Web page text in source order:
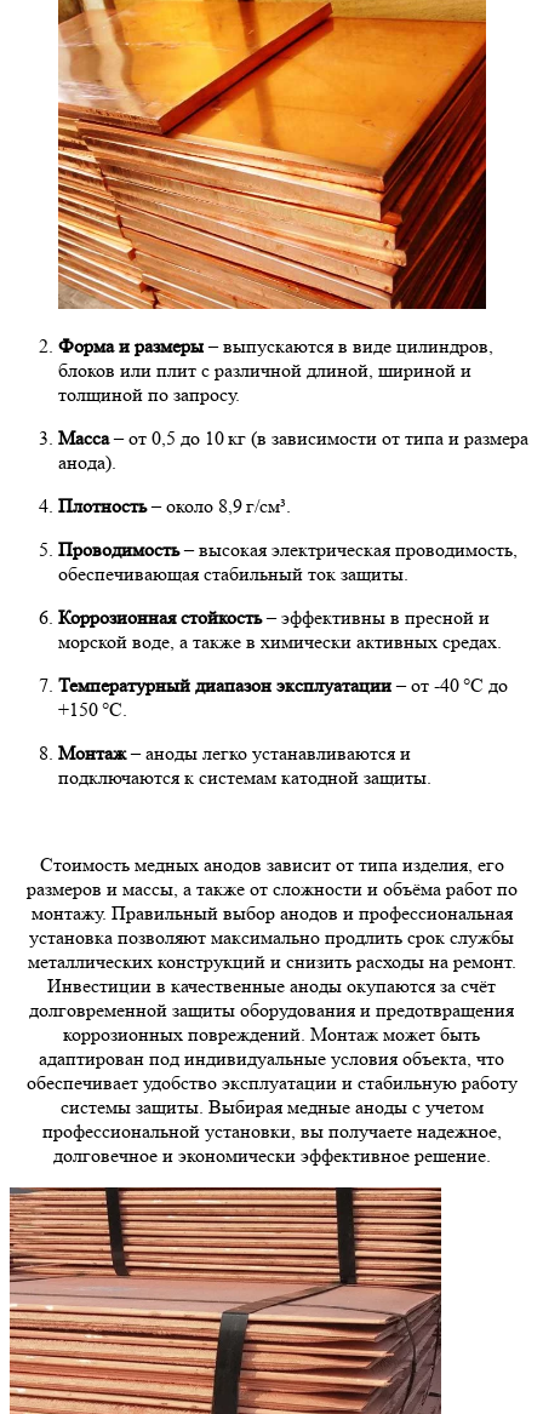
Форма и размеры– выпускаются в виде цилиндров,
блоков или плит с различной длиной, шириной и
толщиной по запросу.
Масса– от 0,5 до 10 кг (в зависимости от типа и размера
анода).
Плотность– около 8,9 г/см³.
Проводимость– высокая электрическая проводимость,
обеспечивающая стабильный ток защиты.
Коррозионная стойкость– эффективны в пресной и
морской воде, а также в химически активных средах.
Температурный диапазон эксплуатации– от -40 °C до
+150 °C.
Монтаж– аноды легко устанавливаются и
подключаются к системам катодной защиты.
Стоимость медных анодов зависит от типа изделия, его
размеров и массы, а также от сложности и объёма работ по
монтажу. Правильный выбор анодов и профессиональная
установка позволяют максимально продлить срок службы
металлических конструкций и снизить расходы на ремонт.
Инвестиции в качественные аноды окупаются за счёт
долговременной защиты оборудования и предотвращения
коррозионных повреждений. Монтаж может быть
адаптирован под индивидуальные условия объекта, что
обеспечивает удобство эксплуатации и стабильную работу
системы защиты. Выбирая медные аноды с учетом
профессиональной установки, вы получаете надежное,
долговечное и экономически эффективное решение.